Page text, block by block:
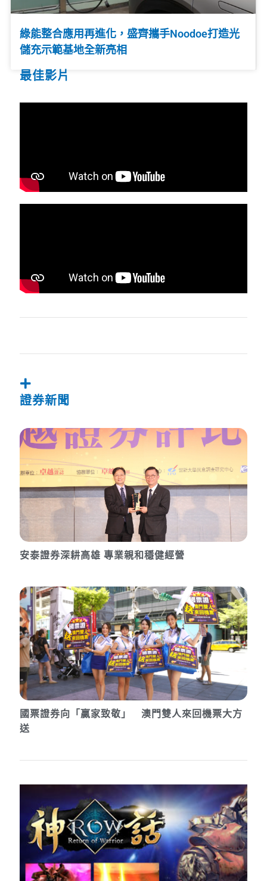
綠能整合應用再進化，盛齊攜手Noodoe打造光
儲充示範基地全新亮相
最佳影片
證券新聞
安泰證券深耕高雄 專業親和穩健經營
國票證券向「贏家致敬」 澳門雙人來回機票大方
送